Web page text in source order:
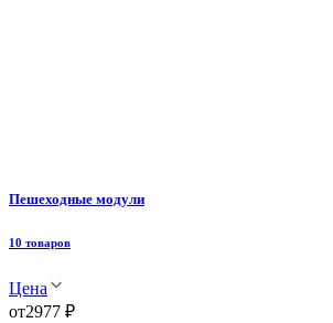
Пешеходные модули
10 товаров
Цена
от2977 ₽